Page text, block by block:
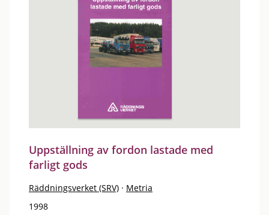
Uppställning av fordon lastade med
farligt gods
Räddningsverket (SRV) · Metria
1998